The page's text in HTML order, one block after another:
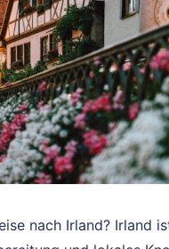
nach Irland? Irland